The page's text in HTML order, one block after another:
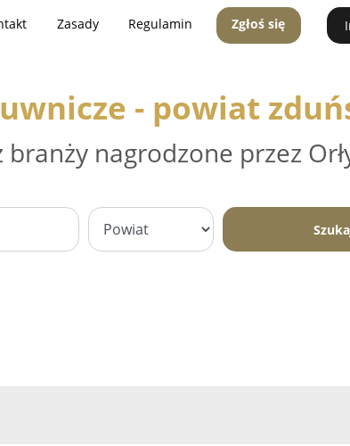
Zasady Regulamin Zgłoś się
- powiat
nagrodzone przez